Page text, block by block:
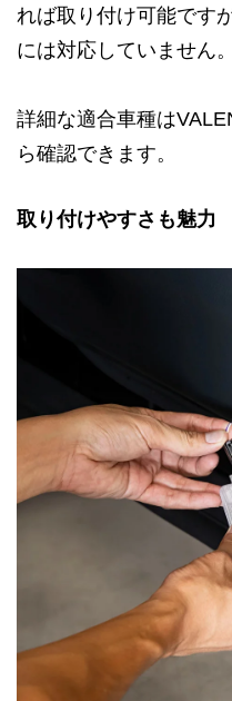
れば取り付け可能です
には対応していません。
詳細な適合車種は
ら確認できます。
取り付けやすさも魅力